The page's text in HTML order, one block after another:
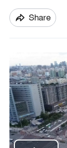
Share